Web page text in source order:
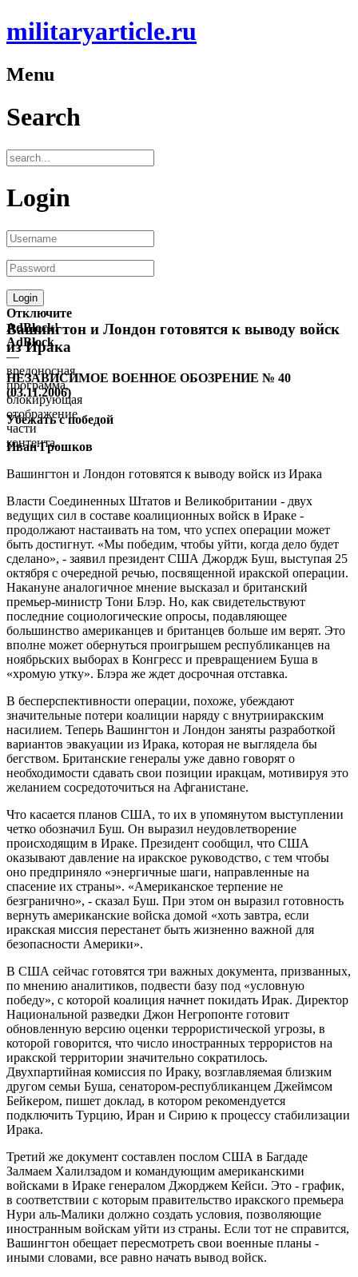
militaryarticle.ru
Menu
Search
Login
Отключите
AdBlock!
AdBlock
—
вредоносная
программа,
блокирующая
отображение
части
контента.
Вашингтон и Лондон готовятся к выводу войск
из Ирака
НЕЗАВИСИМОЕ ВОЕННОЕ ОБОЗРЕНИЕ № 40
(03.11.2006)
Убежать с победой
Иван Грошков
Вашингтон и Лондон готовятся к выводу войск из Ирака
Власти Соединенных Штатов и Великобритании - двух
ведущих сил в составе коалиционных войск в Ираке -
продолжают настаивать на том, что успех операции может
быть достигнут. «Мы победим, чтобы уйти, когда дело будет
сделано», - заявил президент США Джордж Буш, выступая 25
октября с очередной речью, посвященной иракской операции.
Накануне аналогичное мнение высказал и британский
премьер-министр Тони Блэр. Но, как свидетельствуют
последние социологические опросы, подавляющее
большинство американцев и британцев больше им верят. Это
вполне может обернуться проигрышем республиканцев на
ноябрьских выборах в Конгресс и превращением Буша в
«хромую утку». Блэра же ждет досрочная отставка.
В бесперспективности операции, похоже, убеждают
значительные потери коалиции наряду с внутрииракским
насилием. Теперь Вашингтон и Лондон заняты разработкой
вариантов эвакуации из Ирака, которая не выглядела бы
бегством. Британские генералы уже давно говорят о
необходимости сдавать свои позиции иракцам, мотивируя это
желанием сосредоточиться на Афганистане.
Что касается планов США, то их в упомянутом выступлении
четко обозначил Буш. Он выразил неудовлетворение
происходящим в Ираке. Президент сообщил, что США
оказывают давление на иракское руководство, с тем чтобы
оно предприняло «энергичные шаги, направленные на
спасение их страны». «Американское терпение не
безгранично», - сказал Буш. При этом он выразил готовность
вернуть американские войска домой «хоть завтра, если
иракская миссия перестанет быть жизненно важной для
безопасности Америки».
В США сейчас готовятся три важных документа, призванных,
по мнению аналитиков, подвести базу под «условную
победу», с которой коалиция начнет покидать Ирак. Директор
Национальной разведки Джон Негропонте готовит
обновленную версию оценки террористической угрозы, в
которой говорится, что число иностранных террористов на
иракской территории значительно сократилось.
Двухпартийная комиссия по Ираку, возглавляемая близким
другом семьи Буша, сенатором-республиканцем Джеймсом
Бейкером, пишет доклад, в котором рекомендуется
подключить Турцию, Иран и Сирию к процессу стабилизации
Ирака.
Третий же документ составлен послом США в Багдаде
Залмаем Халилзадом и командующим американскими
войсками в Ираке генералом Джорджем Кейси. Это - график,
в соответствии с которым правительство иракского премьера
Нури аль-Малики должно создать условия, позволяющие
иностранным войскам уйти из страны. Если тот не справится,
Вашингтон обещает пересмотреть свои военные планы -
иными словами, все равно начать вывод войск.